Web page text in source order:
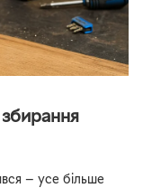
— усе більше